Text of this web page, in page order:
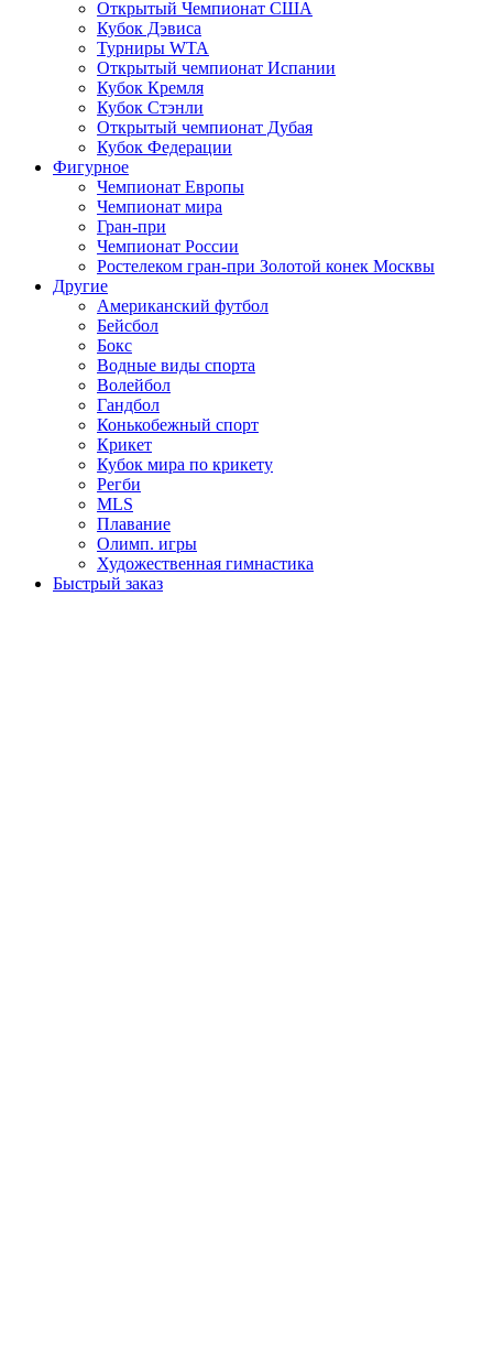
Открытый Чемпионат США
Кубок Дэвиса
Турниры WTA
Открытый чемпионат Испании
Кубок Кремля
Кубок Стэнли
Открытый чемпионат Дубая
Кубок Федерации
Фигурное
Чемпионат Европы
Чемпионат мира
Гран-при
Чемпионат России
Ростелеком гран-при Золотой конек Москвы
Другие
Американский футбол
Бейсбол
Бокс
Водные виды спорта
Волейбол
Гандбол
Конькобежный спорт
Крикет
Кубок мира по крикету
Регби
MLS
Плавание
Олимп. игры
Художественная гимнастика
Быстрый заказ